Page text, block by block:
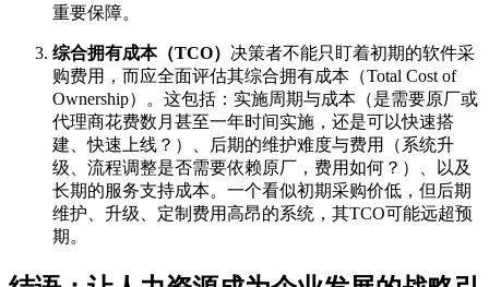
重要保障。
综合拥有成本（TCO） 决策者不能只盯着初期的软件采
购费用，而应全面评估其综合拥有成本（Total Cost of
Ownership）。这包括：实施周期与成本（是需要原厂或
代理商花费数月甚至一年时间实施，还是可以快速搭
建、快速上线？）、后期的维护难度与费用（系统升
级、流程调整是否需要依赖原厂，费用如何？）、以及
长期的服务支持成本。一个看似初期采购价低，但后期
维护、升级、定制费用高昂的系统，其TCO可能远超预
期。